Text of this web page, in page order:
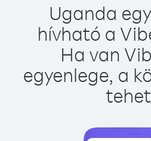
Uganda
hívható a
Ha van
egyenlege, a